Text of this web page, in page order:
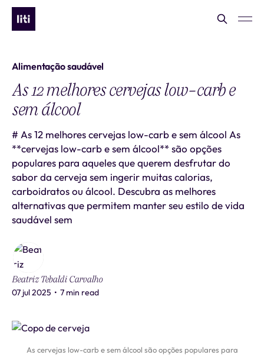
Alimentação saudável
As 12 melhores cervejas low-carb e
sem álcool
# As 12 melhores cervejas low-carb e sem álcool As
**cervejas low-carb e sem álcool** são opções
populares para aqueles que querem desfrutar do
sabor da cerveja sem ingerir muitas calorias,
carboidratos ou álcool. Descubra as melhores
alternativas que permitem manter seu estilo de vida
saudável sem
Beatriz Tebaldi Carvalho
07 jul 2025 • 7 min read
As cervejas low-carb e sem álcool são opções populares para